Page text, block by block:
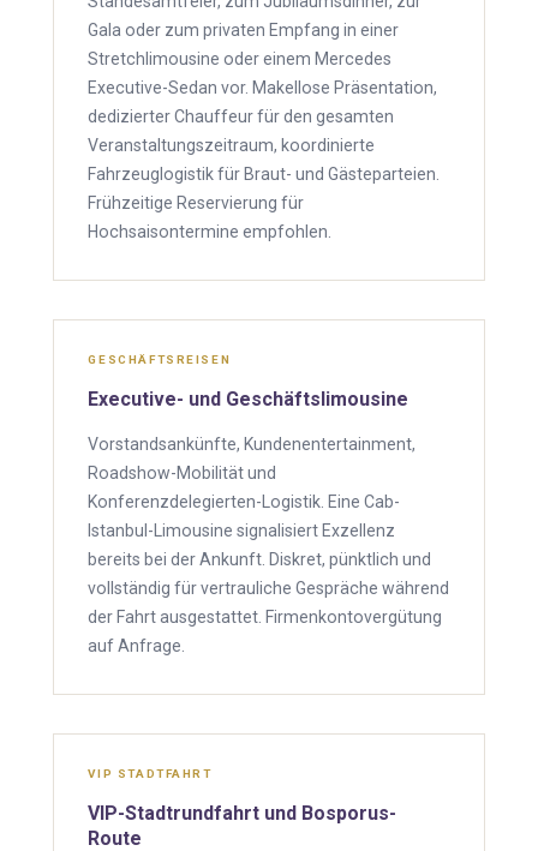
Gala oder zum privaten Empfang in einer
Stretchlimousine oder einem Mercedes
Executive-Sedan vor. Makellose Präsentation,
dedizierter Chauffeur für den gesamten
Veranstaltungszeitraum, koordinierte
Fahrzeuglogistik für Braut- und Gästeparteien.
Frühzeitige Reservierung für
Hochsaisontermine empfohlen.
GESCHÄFTSREISEN
Executive- und Geschäftslimousine
Vorstandsankünfte, Kundenentertainment,
Roadshow-Mobilität und
Konferenzdelegierten-Logistik. Eine Cab-
Istanbul-Limousine signalisiert Exzellenz
bereits bei der Ankunft. Diskret, pünktlich und
vollständig für vertrauliche Gespräche während
der Fahrt ausgestattet. Firmenkontovergütung
auf Anfrage.
VIP STADTFAHRT
VIP-Stadtrundfahrt und Bosporus-
Route